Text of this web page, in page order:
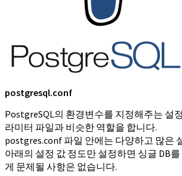
postgresql.conf
PostgreSQL의 환경변수를 지정해주는 설
라미터 파일과 비슷한 역할을 합니다.
postgres.conf 파일 안에는 다양하고 많은
아래의 설정 값 정도만 설정하면 싱글 DB
게 문제될 사항은 없습니다.